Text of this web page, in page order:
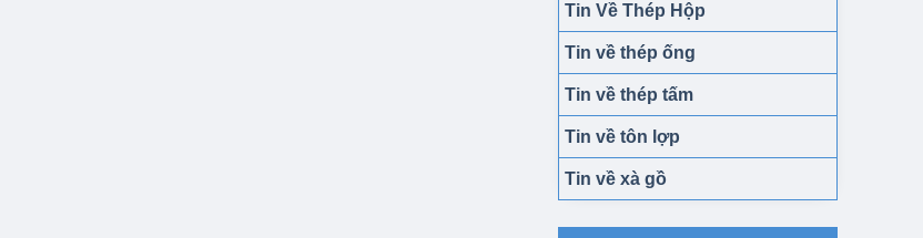
Tin Về Thép Hộp
Tin về thép ống
Tin về thép tấm
Tin về tôn lợp
Tin về xà gồ